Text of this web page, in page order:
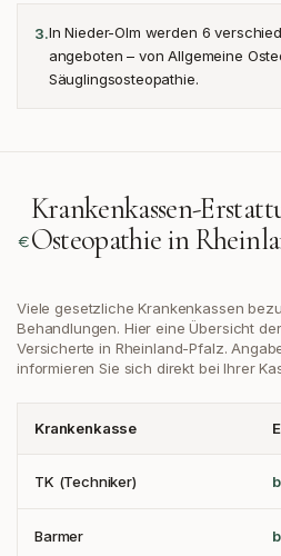
3.In Nieder-Olm werden 6
angeboten – von Allgemeine
Säuglingsosteopathie.
Krankenkassen-
Osteopathie in
Viele gesetzliche Krankenkassen
Behandlungen. Hier eine Übersicht
Versicherte in Rheinland-Pfalz.
informieren Sie sich direkt bei Ihrer
Krankenkasse
TK (Techniker)
Barmer